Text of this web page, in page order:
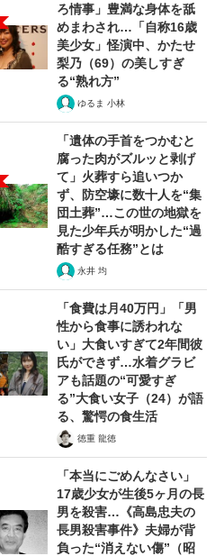
ろ情事」豊満な身体を舐
めまわされ…「自称16歳
美少女」怪演中、かたせ
梨乃（69）の美しすぎ
る“熟れ方”
ゆるま 小林
「遺体の手首をつかむと
腐った肉がズルッと剥げ
て」火葬すら追いつか
ず、防空壕に数十人を“集
団土葬”…この世の地獄を
見た少年兵が明かした“過
酷すぎる任務”とは
永井 均
「食費は月40万円」「男
性から食事に誘われな
い」大食いすぎて2年間彼
氏ができず…水着グラビ
アも話題の“可愛すぎ
る”大食い女子（24）が語
る、驚愕の食生活
徳重 龍徳
「本当にごめんなさい」
17歳少女が生後5ヶ月の長
男を殺害…《高島忠夫の
長男殺害事件》夫婦が背
負った“消えない傷”（昭